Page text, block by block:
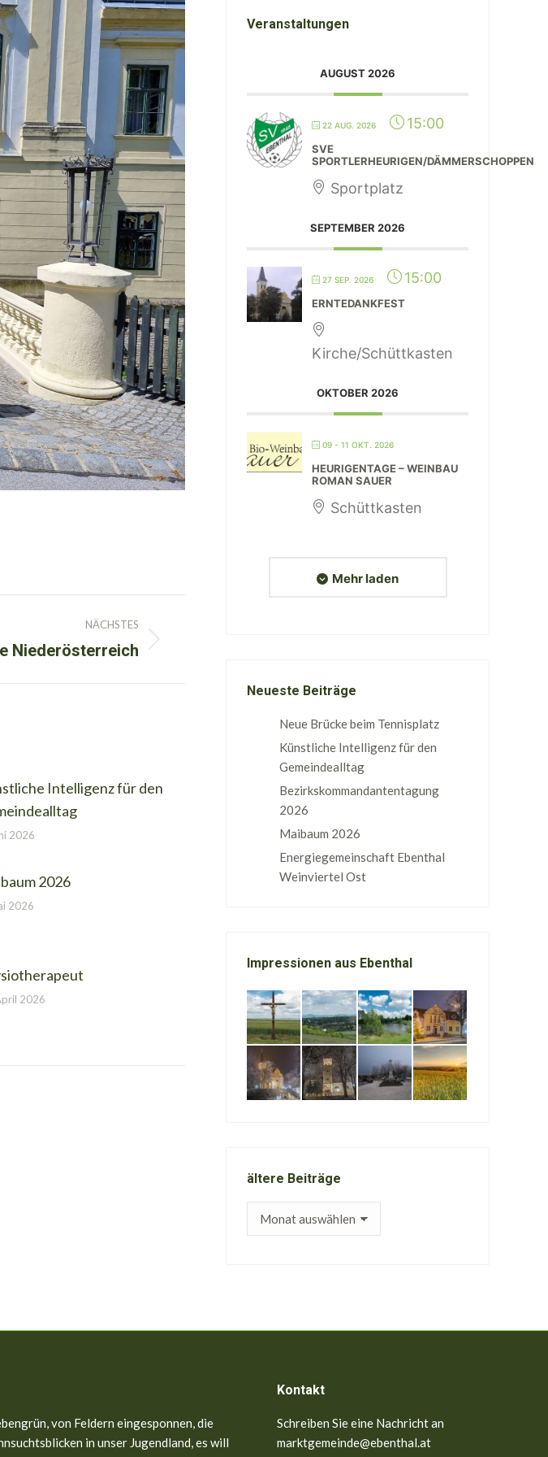
NÄCHSTES
Niederösterreich
Intelligenz für den
2026
2026
2026
2026
Veranstaltungen
AUGUST 2026
22 AUG. 2026 15:00
SVE
SPORTLERHEURIGEN/DÄMMERSCHOPPEN
Sportplatz
SEPTEMBER 2026
27 SEP. 2026 15:00
ERNTEDANKFEST
Kirche/Schüttkasten
OKTOBER 2026
09 - 11 OKT. 2026
HEURIGENTAGE – WEINBAU
ROMAN SAUER
Schüttkasten
Mehr laden
Neueste Beiträge
Neue Brücke beim Tennisplatz
Künstliche Intelligenz für den
Gemeindealltag
Bezirkskommandantentagung
2026
Maibaum 2026
Energiegemeinschaft Ebenthal
Weinviertel Ost
Impressionen aus Ebenthal
ältere Beiträge
von Feldern eingesponnen, die
in unser Jugendland, es will
Kontakt
Schreiben Sie eine Nachricht an
marktgemeinde@ebenthal.at